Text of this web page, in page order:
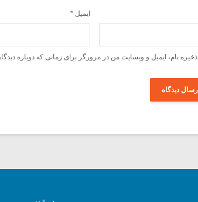
ایمیل *
ذخیره نام، ایمیل و وبسایت من در مرورگر برای زمانی که دوباره